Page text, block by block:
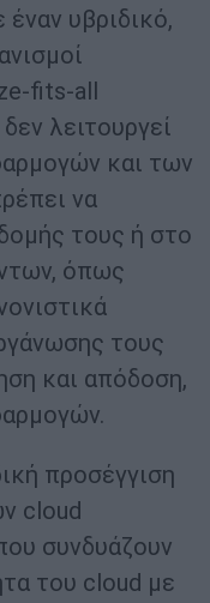
υβριδικό,
fits-all
λειτουργεί
και των
να
τους ή στο
όπως
τους
και απόδοση,
προσέγγιση
cloud
συνδυάζουν
του cloud με